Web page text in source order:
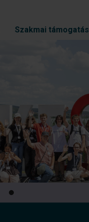
Szakmai támogatás